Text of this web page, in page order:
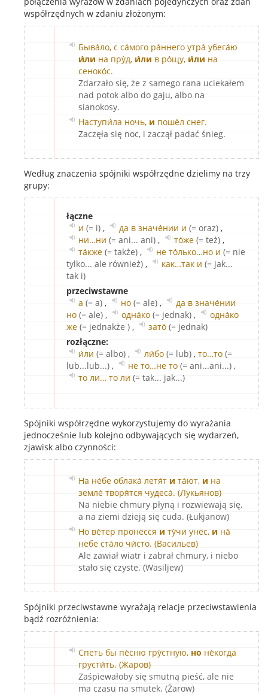
współrzędnych w zdaniu złożonym:
Быва́ло, с са́мого ра́ннего утра́ убега́ю
и́ли на пру́д, и́ли в ро́щу, и́ли на
сеноко́с.
Zdarzało się, że z samego rana uciekałem
nad potok albo do gaju, albo na
sianokosy.
Наступи́ла ночь, и пошёл снег.
Zaczęła się noc, i zaczął padać śnieg.
Według znaczenia spójniki współrzędne dzielimy na trzy
grupy:
łączne
и (= i) , да в значе́нии и (= oraz) ,
ни…ни (= ani... ani) , то́же (= też) ,
та́кже (= także) , не то́лько…но и (= nie
tylko... ale również) , как…так и (= jak...
tak i)
przeciwstawne
а (= a) , но (= ale) ,
да в значе́нии
но (= ale) , одна́ко (= jednak) ,
одна́ко
же (= jednakże ) , зато́ (= jednak)
rozłączne:
и́ли (= albo) , ли́бо (= lub) , то…то (=
lub...lub...) , не то…не то (= ani...ani...) ,
то ли… то ли (= tak... jak...)
Spójniki współrzędne wykorzystujemy do wyrażania
jednocześnie lub kolejno odbywających się wydarzeń,
zjawisk albo czynności:
На не́бе облака́ летя́т и та́ют, и на
земле́ творя́тся чудеса́. (Лукьянов)
Na niebie chmury płyną i rozwiewają się,
a na ziemi dzieją się cuda. (Łukjanow)
Но ве́тер пронёсся и ту́чи унёс, и на́
небе ста́ло чи́сто. (Васильев)
Ale zawiał wiatr i zabrał chmury, i niebo
stało się czyste. (Wasiljew)
Spójniki przeciwstawne wyrażają relacje przeciwstawienia
bądź rozróżnienia:
Спеть бы пе́сню гру́стную, но не́когда
грусти́ть. (Жаров)
Zaśpiewałoby się smutną pieść, ale nie
ma czasu na smutek. (Żarow)